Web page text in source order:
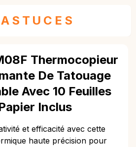
Thermocopieur
De Tatouage
Avec 10 Feuilles
Inclus
et efficacité avec cette
haute précision pour